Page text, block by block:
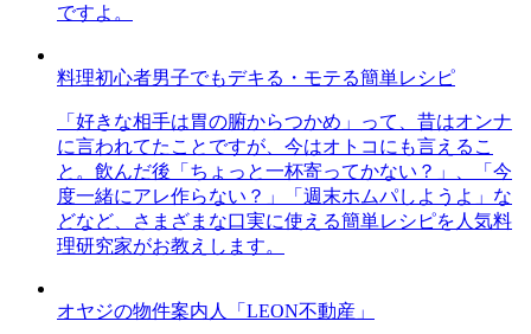
ですよ。
料理初心者男子でもデキる・モテる簡単レシピ
「好きな相手は胃の腑からつかめ」って、昔はオンナ
に言われてたことですが、今はオトコにも言えるこ
と。飲んだ後「ちょっと一杯寄ってかない？」、「今
度一緒にアレ作らない？」「週末ホムパしようよ」な
どなど、さまざまな口実に使える簡単レシピを人気料
理研究家がお教えします。
オヤジの物件案内人「LEON不動産」